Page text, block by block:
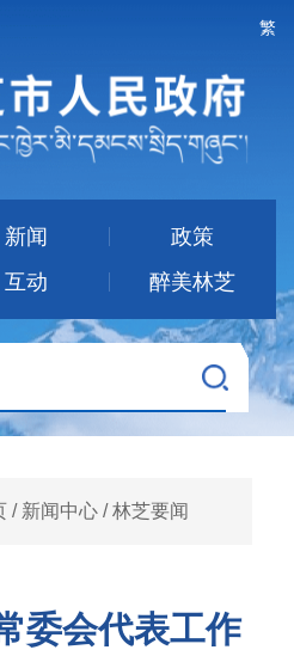
繁
新闻
政策
互动 醉美林芝
/ 新闻中心 /林芝要闻
委会代表工作